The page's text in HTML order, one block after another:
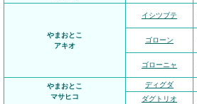
やまおとこ
アキオ
イシツブテ
ゴローン
ゴローニャ
やまおとこ
マサヒコ
ディグダ
ダグトリオ